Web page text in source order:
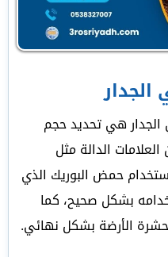
هي تحديد حجم
الدالة مثل
حمض البوريك الذي
بشكل صحيح، كما
الأرضة بشكل نهائي.